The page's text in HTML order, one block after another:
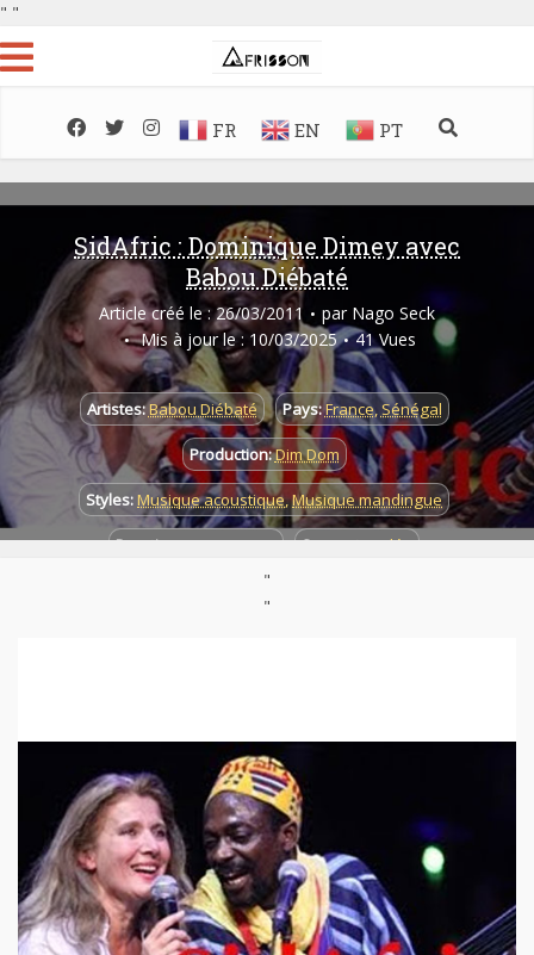
" "
FR EN PT
SidAfric : Dominique Dimey avec
Babou Diébaté
Article créé le : 26/03/2011 par Nago Seck
Mis à jour le : 10/03/2025
41 Vues
Artistes:Babou Diébaté Pays:France,Sénégal
Production:Dim Dom
Styles: Musique acoustique,Musique mandingue
Parution :26/03/2011 Support :Vidéo
"
"